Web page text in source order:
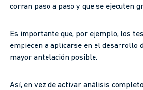
corran paso a paso y que se ejecuten
Es importante que, por ejemplo, los
empiecen a aplicarse en el desarrollo
mayor antelación posible.
Así, en vez de activar análisis